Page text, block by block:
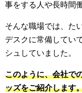
事をする人や長時間
そんな職場では、た
デスクに常備してい
シュしていました。
このように、会社で
ッズをご紹介します